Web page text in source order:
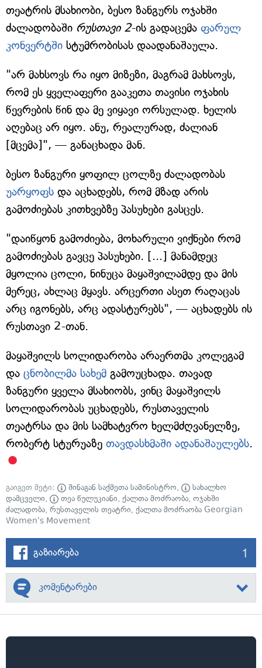
თეატრის მსახიობი, ბესო ზანგურს ოჯახში
ძალადობაში რუსთავი 2-ის გადაცემა ფარულ
კონვერტში სტუმრობისას დაადანაშაულა.
"არ მახსოვს რა იყო მიზეზი, მაგრამ მახსოვს,
რომ ეს ყველაფერი გააკეთა თავისი ოჯახის
წევრების წინ და მე ვიყავი ორსულად. ხელის
აღებაც არ იყო. ანუ, რეალურად, ძალიან
[მცემა]", — განაცხადა მან.
ბესო ზანგური ყოფილ ცოლზე ძალადობას
უარყოფს და აცხადებს, რომ მზად არის
გამოძიებას კითხვებზე პასუხები გასცეს.
"დაიწყონ გამოძიება, მოხარული ვიქნები რომ
გამოძიებას გავცე პასუხები. [...] მანამდეც
მყოლია ცოლი, ნინუცა მაყაშვილამდე და მის
მერეც, ახლაც მყავს. არცერთი ასეთ რაღაცას
არც იგონებს, არც ადასტურებს", — აცხადებს ის
რუსთავი 2-თან.
მაყაშვილს სოლიდარობა არაერთმა კოლეგამ
და ცნობილმა სახემ გამოუცხადა. თავად
ზანგური ყველა მსახიობს, ვინც მაყაშვილს
სოლიდარობას უცხადებს, რუსთაველის
თეატრსა და მის სამხატვრო ხელმძღვანელზე,
რობერტ სტურუაზე თავდასხმაში ადანაშაულებს.
გაიგეთ მეტი: შინაგან საქმეთა სამინისტრო,
სახალხო
დამცველი, თეა წულუკიანი, ქალთა მოძრაობა, ოჯახში
ძალადობა, რუსთაველის თეატრი, ქალთა მოძრაობა Georgian
Women's Movement
გაზიარება 1
კომენტარები